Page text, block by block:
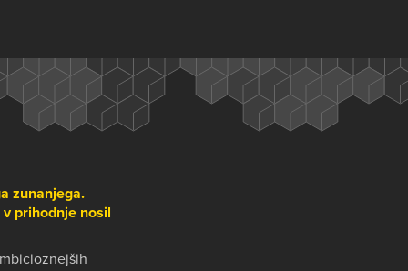
zunanjega.
prihodnje nosil